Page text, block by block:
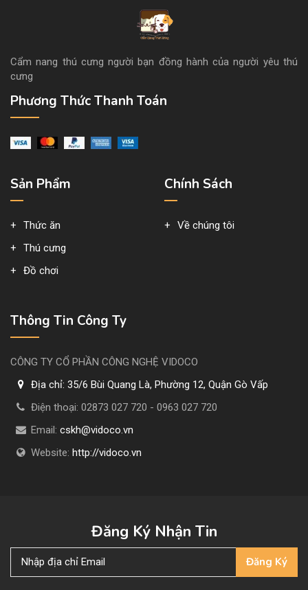
Thức Ăn Cho Chó 5
Liên hệ
Thức Ăn Cho Chó 4
200.000 đ
Thức Ăn Cho Chó 2
Cẩm nang thú cưng người bạn đồng hành của người yêu thú
cưng
Phương Thức Thanh Toán
Sản Phẩm
Thức ăn
Thú cưng
Đồ chơi
Chính Sách
Về chúng tôi
Thông Tin Công Ty
CÔNG TY CỔ PHẦN CÔNG NGHỆ VIDOCO
Địa chỉ: 35/6 Bùi Quang Là, Phường 12, Quận Gò Vấp
Điện thoại: 02873 027 720 - 0963 027 720
Email: cskh@vidoco.vn
Website: http://vidoco.vn
Đăng Ký Nhận Tin
Đăng Ký